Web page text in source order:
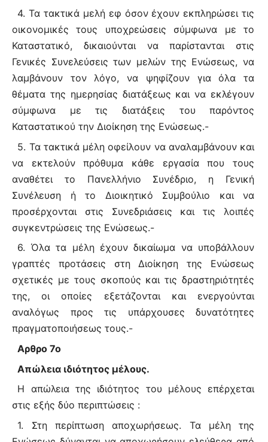
4. Τα τακτικά μελή εφ όσον έχουν εκπληρώσει τις
οικονομικές τους υποχρεώσεις σύμφωνα με το
Καταστατικό, δικαιούνται να παρίστανται στις
Γενικές Συνελεύσεις των μελών της Ενώσεως, να
λαμβάνουν τον λόγο, να ψηφίζουν για όλα τα
θέματα της ημερησίας διατάξεως και να εκλέγουν
σύμφωνα με τις διατάξεις του παρόντος
Καταστατικού την Διοίκηση της Ενώσεως.-
5. Τα τακτικά μέλη οφείλουν να αναλαμβάνουν και
να εκτελούν πρόθυμα κάθε εργασία που τους
αναθέτει το Πανελλήνιο Συνέδριο, η Γενική
Συνέλευση ή το Διοικητικό Συμβούλιο και να
προσέρχονται στις Συνεδριάσεις και τις λοιπές
συγκεντρώσεις της Ενώσεως.-
6. Όλα τα μέλη έχουν δικαίωμα να υποβάλλουν
γραπτές προτάσεις στη Διοίκηση της Ενώσεως
σχετικές με τους σκοπούς και τις δραστηριότητές
της, οι οποίες εξετάζονται και ενεργούνται
αναλόγως προς τις υπάρχουσες δυνατότητες
πραγματοποιήσεως τους.-
Αρθρο 7ο
Απώλεια ιδιότητος μέλους.
Η απώλεια της ιδιότητος του μέλους επέρχεται
στις εξής δύο περιπτώσεις :
1. Στη περίπτωση αποχωρήσεως. Τα μέλη της